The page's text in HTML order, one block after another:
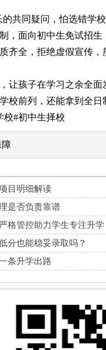
同疑问，怕选错学校
面向初中生免试招生
全，拒绝虚假宣传，
孩子在学习之余全面
前列，还能拿到全日
校#初中生择校
障
目明细解读
是否负责靠谱
格管控助力学生专注升学
分也能稳妥录取吗？
条升学出路